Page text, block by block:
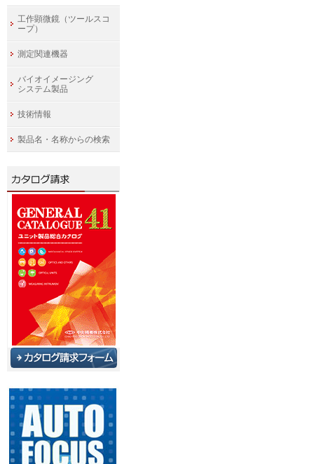
工作顕微鏡（ツールスコ
ープ）
測定関連機器
バイオイメージング
システム製品
技術情報
製品名・名称からの検索